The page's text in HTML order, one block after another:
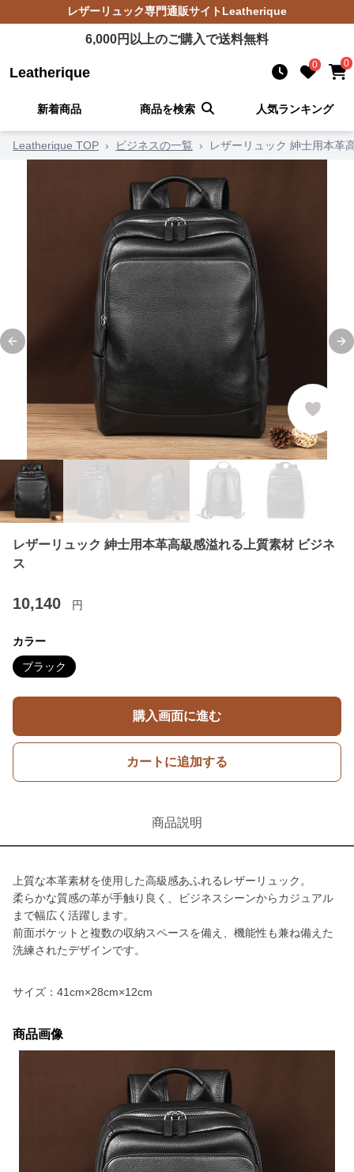
レザーリュック専門通販サイトLeatherique
6,000円以上のご購入で送料無料
Leatherique 0 0
新着商品 商品を検索 人気ランキング
Leatherique TOP › ビジネスの一覧 › レザーリュック 紳士用本革
Previous slide
レザーリュック 紳士用本革高級感溢れる上質素材 ビジネ
ス
10,140 円
カラー
ブラック
購入画面に進む
カートに追加する
商品説明
上質な本革素材を使用した高級感あふれるレザーリュック。
柔らかな質感の革が手触り良く、ビジネスシーンからカジュアル
まで幅広く活躍します。
前面ポケットと複数の収納スペースを備え、機能性も兼ね備えた
洗練されたデザインです。
サイズ：41cm×28cm×12cm
商品画像